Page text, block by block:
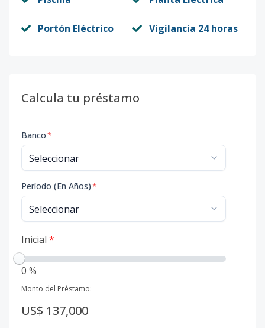
Portón Eléctrico Vigilancia 24 horas
Calcula tu préstamo
Banco*
Período (En Años)*
Inicial *
0 %
Monto del Préstamo:
US$ 137,000